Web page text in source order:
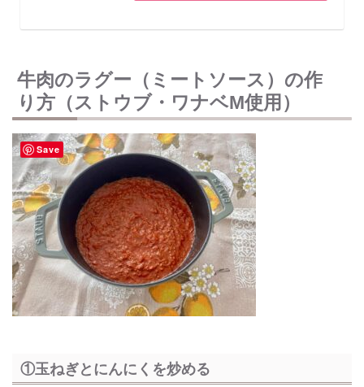
牛肉のラグー（ミートソース）の作
り方（ストウブ・ワナベM使用）
①玉ねぎとにんにくを炒める
Save